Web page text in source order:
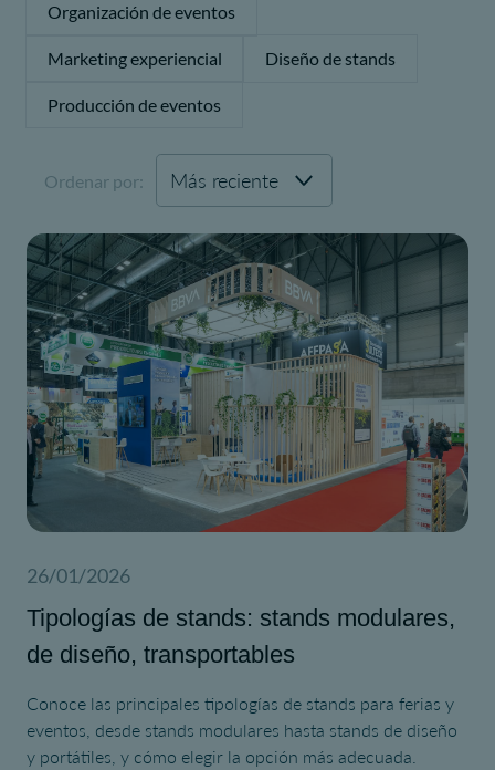
Organización de eventos
Marketing experiencial Diseño de stands
Producción de eventos
Ordenar por:
26/01/2026
Tipologías de stands: stands modulares,
de diseño, transportables
Conoce las principales tipologías de stands para ferias y
eventos, desde stands modulares hasta stands de diseño
y portátiles, y cómo elegir la opción más adecuada.